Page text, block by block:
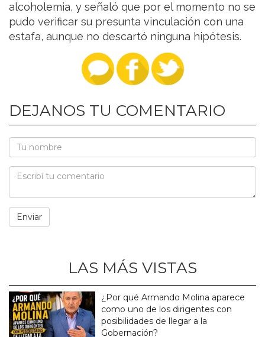
alcoholemia, y señaló que por el momento no se
pudo verificar su presunta vinculación con una
estafa, aunque no descartó ninguna hipótesis.
DEJANOS TU COMENTARIO
LAS MÁS VISTAS
¿Por qué Armando Molina aparece
como uno de los dirigentes con
posibilidades de llegar a la
Gobernación?